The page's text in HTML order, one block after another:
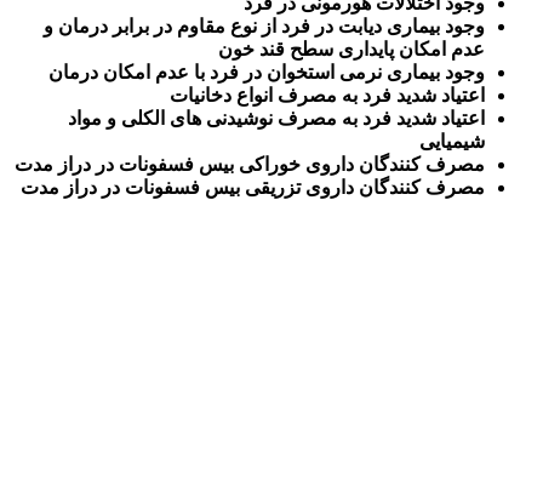
وجود بیماری دیابت در فرد از نوع مقاوم در برابر درمان و
عدم امکان پایداری سطح قند خون
وجود بیماری نرمی استخوان در فرد با عدم امکان درمان
اعتیاد شدید فرد به مصرف انواع دخانیات
اعتیاد شدید فرد به مصرف نوشیدنی های الکلی و مواد
شیمیایی
مصرف کنندگان داروی خوراکی بیس فسفونات در دراز مدت
مصرف کنندگان داروی تزریقی بیس فسفونات در دراز مدت